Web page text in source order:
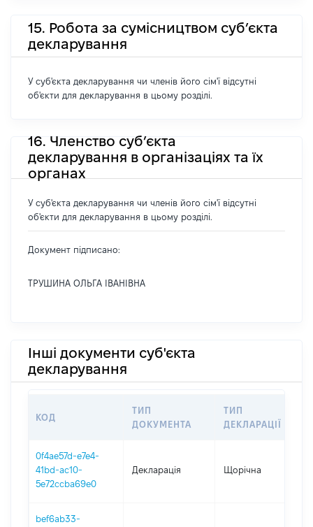
15. Робота за сумісництвом суб’єкта
декларування
У суб'єкта декларування чи членів його сім'ї відсутні
об'єкти для декларування в цьому розділі.
16. Членство суб’єкта
декларування в організаціях та їх
органах
У суб'єкта декларування чи членів його сім'ї відсутні
об'єкти для декларування в цьому розділі.
Документ підписано:
ТРУШИНА ОЛЬГА ІВАНІВНА
Інші документи суб'єкта
декларування
КОД
ТИП
ДОКУМЕНТА
ТИП
ДЕКЛАРАЦІЇ
0f4ae57d-e7e4-
41bd-ac10-
5e72ccba69e0
Декларація Щорічна
bef6ab33-